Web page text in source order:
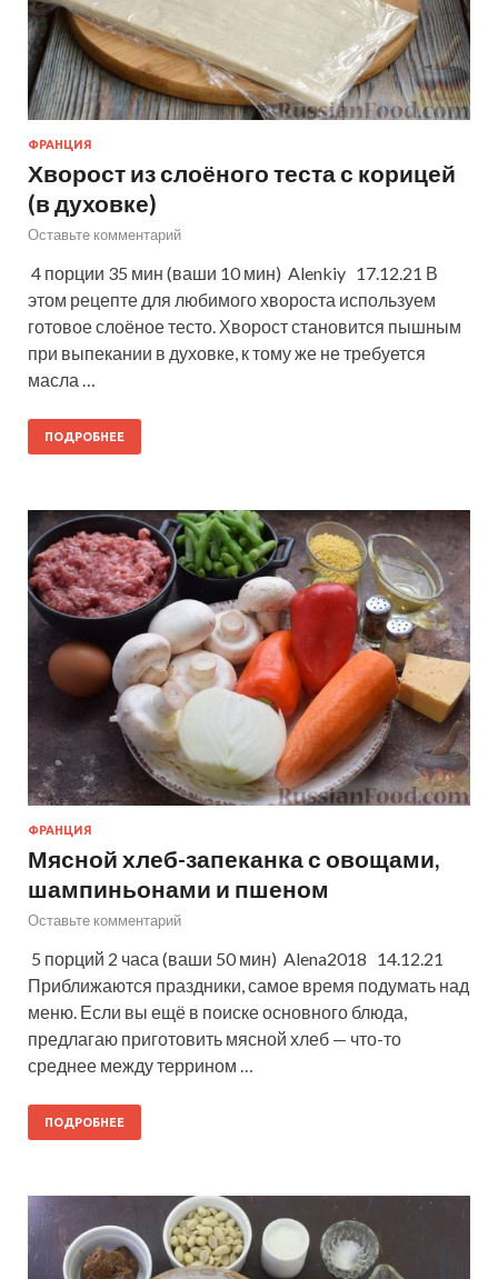
ФРАНЦИЯ
Хворост из слоёного теста с корицей
(в духовке)
Оставьте комментарий
4 порции 35 мин (ваши 10 мин) Alenkiy 17.12.21 В
этом рецепте для любимого хвороста используем
готовое слоёное тесто. Хворост становится пышным
при выпекании в духовке, к тому же не требуется
масла …
ПОДРОБНЕЕ
ФРАНЦИЯ
Мясной хлеб-запеканка с овощами,
шампиньонами и пшеном
Оставьте комментарий
5 порций 2 часа (ваши 50 мин) Alena2018 14.12.21
Приближаются праздники, самое время подумать над
меню. Если вы ещё в поиске основного блюда,
предлагаю приготовить мясной хлеб — что-то
среднее между террином …
ПОДРОБНЕЕ